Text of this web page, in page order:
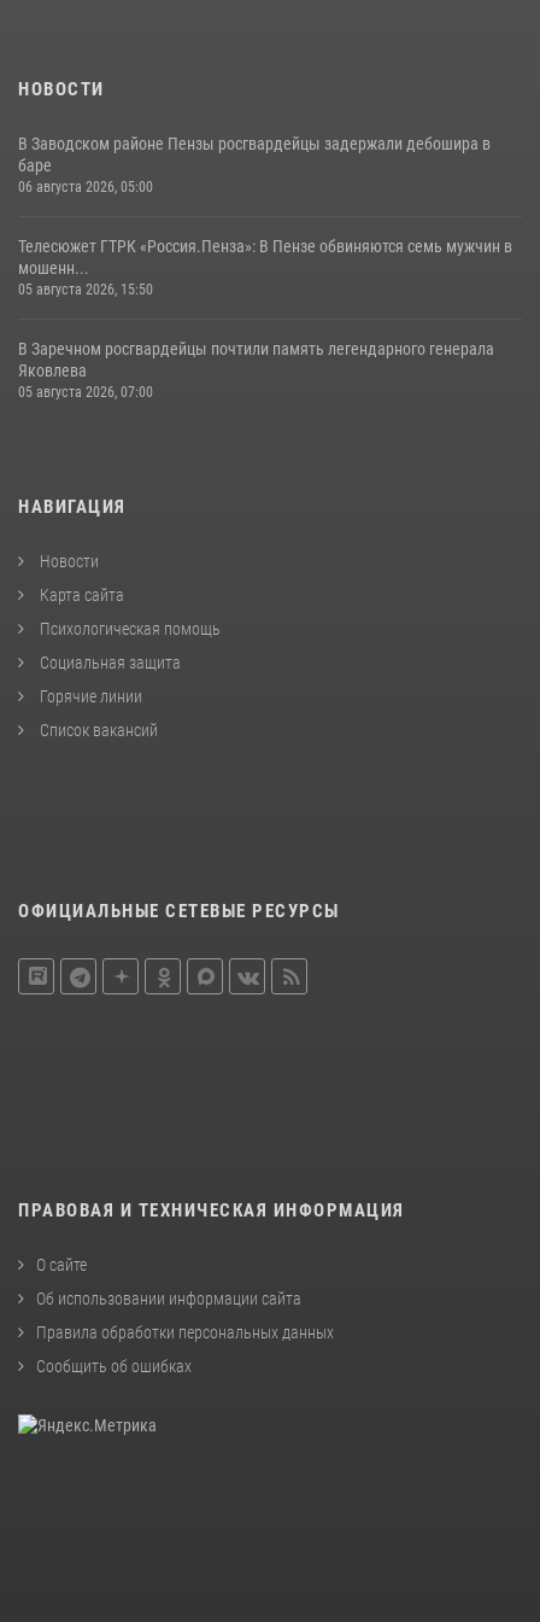
НОВОСТИ
В Заводском районе Пензы росгвардейцы задержали дебошира в
баре
06 августа 2026, 05:00
Телесюжет ГТРК «Россия.Пенза»: В Пензе обвиняются семь мужчин в
мошенн...
05 августа 2026, 15:50
В Заречном росгвардейцы почтили память легендарного генерала
Яковлева
05 августа 2026, 07:00
НАВИГАЦИЯ
Новости
Карта сайта
Психологическая помощь
Социальная защита
Горячие линии
Список вакансий
ОФИЦИАЛЬНЫЕ СЕТЕВЫЕ РЕСУРСЫ
ПРАВОВАЯ И ТЕХНИЧЕСКАЯ ИНФОРМАЦИЯ
О сайте
Об использовании информации сайта
Правила обработки персональных данных
Сообщить об ошибках